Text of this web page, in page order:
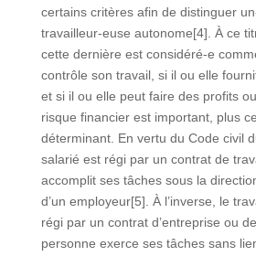
certains critères afin de distinguer
travailleur-euse autonome[4]. À ce
cette dernière est considéré-e
contrôle son travail, si il ou elle
et si il ou elle peut faire des profits
risque financier est important, plus
déterminant. En vertu du Code civil
salarié est régi par un contrat de
accomplit ses tâches sous la
d’un employeur[5]. À l’inverse, le
régi par un contrat d’entreprise ou
personne exerce ses tâches sans